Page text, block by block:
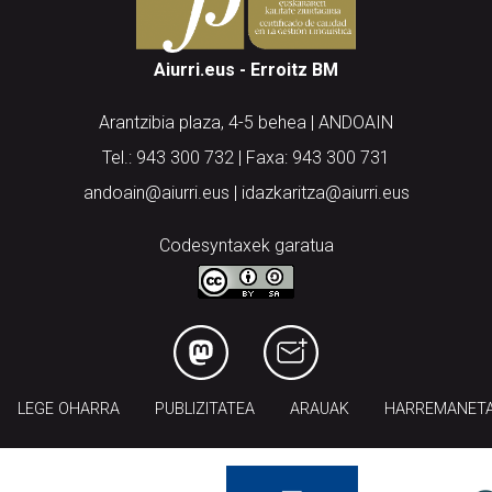
Aiurri.eus - Erroitz BM
Arantzibia plaza, 4-5 behea | ANDOAIN
Tel.: 943 300 732 | Faxa: 943 300 731
andoain@aiurri.eus | idazkaritza@aiurri.eus
Codesyntaxek garatua
LEGE OHARRA PUBLIZITATEA ARAUAK